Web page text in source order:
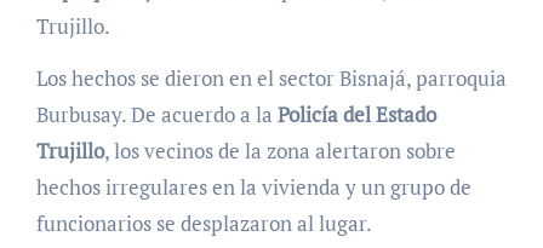
Trujillo.
Los hechos se dieron en el sector Bisnajá, parroquia
Burbusay. De acuerdo a la Policía del Estado
Trujillo, los vecinos de la zona alertaron sobre
hechos irregulares en la vivienda y un grupo de
funcionarios se desplazaron al lugar.